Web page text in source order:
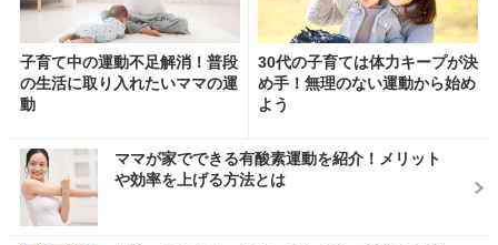
子育て中の運動不足解消！普段
の生活に取り入れたいママの運
動
30代の子育ては体力キープが決
め手！無理のない運動から始め
よう
ママが家でできる有酸素運動を紹介！メリット
や効率を上げる方法とは